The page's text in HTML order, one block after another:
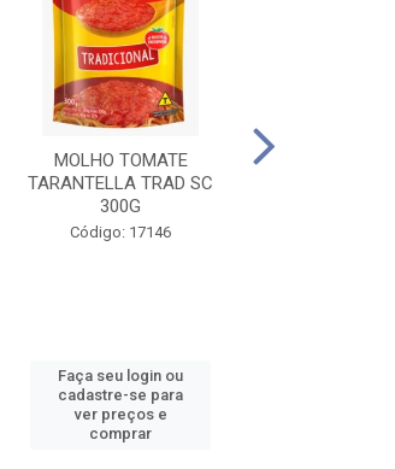
MOLHO TOMATE
TARANTELLA TRAD SC
300G
Código: 17146
Faça seu login ou
cadastre-se para
ver preços e
comprar